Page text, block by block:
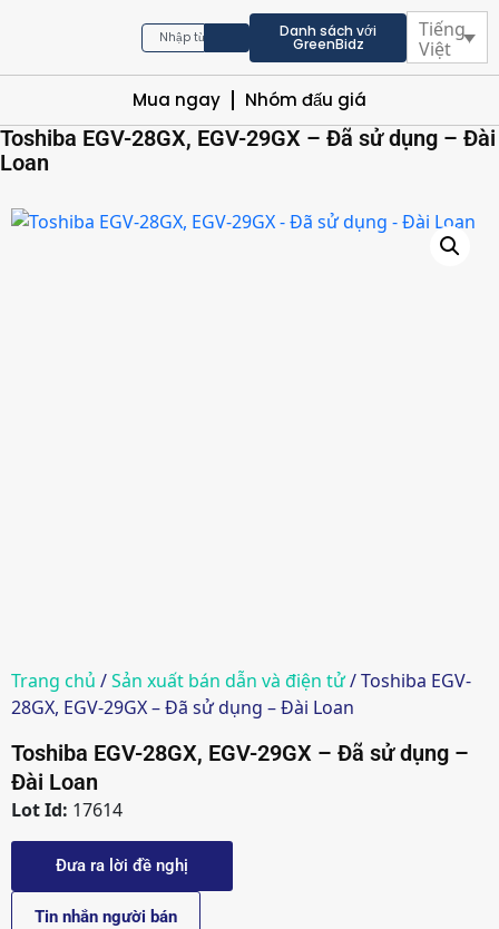
Danh sách với
GreenBidz
Tiếng
Việt
Mua ngay Nhóm đấu giá
Toshiba EGV-28GX, EGV-29GX – Đã sử dụng – Đài
Loan
Trang chủ /Sản xuất bán dẫn và điện tử/ Toshiba EGV-
28GX, EGV-29GX – Đã sử dụng – Đài Loan
Toshiba EGV-28GX, EGV-29GX – Đã sử dụng –
Đài Loan
Lot Id: 17614
Đưa ra lời đề nghị
Tin nhắn người bán